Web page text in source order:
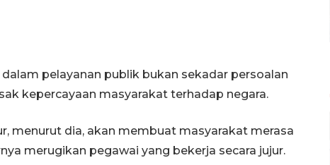
pelayanan publik bukan sekadar persoalan
kepercayaan masyarakat terhadap negara.
menurut dia, akan membuat masyarakat merasa
merugikan pegawai yang bekerja secara jujur.